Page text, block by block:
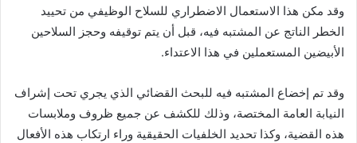
وقد مكن هذا الاستعمال الاضطراري للسلاح الوظيفي من تحييد
الخطر الناتج عن المشتبه فيه، قبل أن يتم توقيفه وحجز السلاحين
الأبيضين المستعملين في هذا الاعتداء.
وقد تم إخضاع المشتبه فيه للبحث القضائي الذي يجري تحت إشراف
النيابة العامة المختصة، وذلك للكشف عن جميع ظروف وملابسات
هذه القضية، وكذا تحديد الخلفيات الحقيقية وراء ارتكاب هذه الأفعال